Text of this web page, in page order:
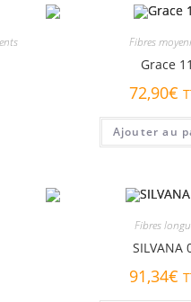
Fibres
Grace 11
72,90€
Ajouter au
Fibres
SILVANA
91,34€